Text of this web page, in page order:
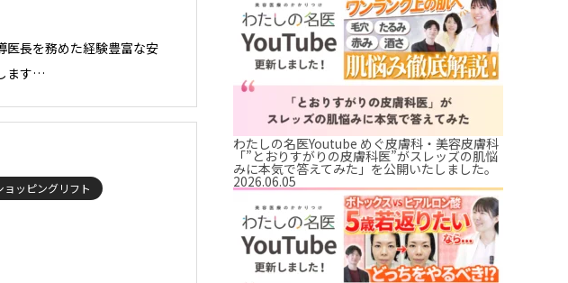
医長を務めた経験豊富な安
ます…
ョッピングリフト
わたしの名医Youtube めぐ皮膚科・美容皮膚科
「”とおりすがりの皮膚科医”がスレッズの肌悩
みに本気で答えてみた」を公開いたしました。
2026.06.05